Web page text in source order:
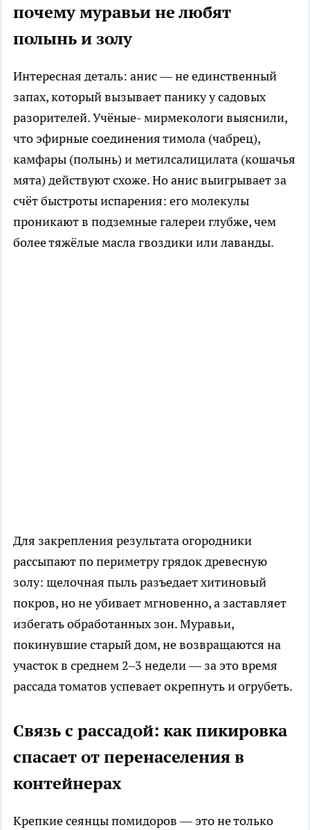
почему муравьи не любят
полынь и золу
Интересная деталь: анис — не единственный
запах, который вызывает панику у садовых
разорителей. Учёные- мирмекологи выяснили,
что эфирные соединения тимола (чабрец),
камфары (полынь) и метилсалицилата (кошачья
мята) действуют схоже. Но анис выигрывает за
счёт быстроты испарения: его молекулы
проникают в подземные галереи глубже, чем
более тяжёлые масла гвоздики или лаванды.
Для закрепления результата огородники
рассыпают по периметру грядок древесную
золу: щелочная пыль разъедает хитиновый
покров, но не убивает мгновенно, а заставляет
избегать обработанных зон. Муравьи,
покинувшие старый дом, не возвращаются на
участок в среднем 2–3 недели — за это время
рассада томатов успевает окрепнуть и огрубеть.
Связь с рассадой: как пикировка
спасает от перенаселения в
контейнерах
Крепкие сеянцы помидоров — это не только